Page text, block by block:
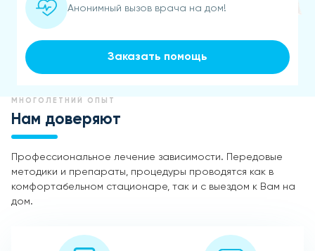
Анонимный вызов врача на дом!
Заказать помощь
МНОГОЛЕТНИЙ ОПЫТ
Нам доверяют
Профессиональное лечение зависимости. Передовые
методики и препараты, процедуры проводятся как в
комфортабельном стационаре, так и с выездом к Вам на
дом.